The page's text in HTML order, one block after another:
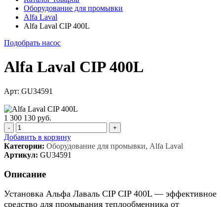
Оборудование для промывки
Alfa Laval
Alfa Laval CIP 400L
Подобрать насос
Alfa Laval CIP 400L
Арт: GU34591
1 300 130 руб.
- +
Добавить в корзину
Категории: Оборудование для промывки, Alfa Laval
Артикул: GU34591
Описание
Установка Альфа Лаваль CIP CIP 400L — эффективное
средство для промывания теплообменника от